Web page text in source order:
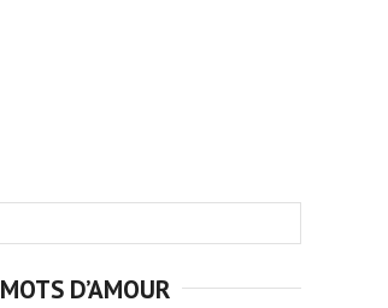
MOTS D’AMOUR